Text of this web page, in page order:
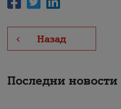
Назад
Последни новости